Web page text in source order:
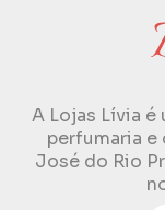
A Lojas Lívia
perfumaria
José do Rio